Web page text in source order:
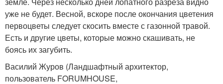
уже не будет. Весной, вскоре после окончания цветения
первоцветы следует скосить вместе с газонной травой.
Есть и другие цветы, которые можно скашивать, не
боясь их загубить.
Василий Журов (Ландшафтный архитектор,
пользователь FORUMHOUSE,